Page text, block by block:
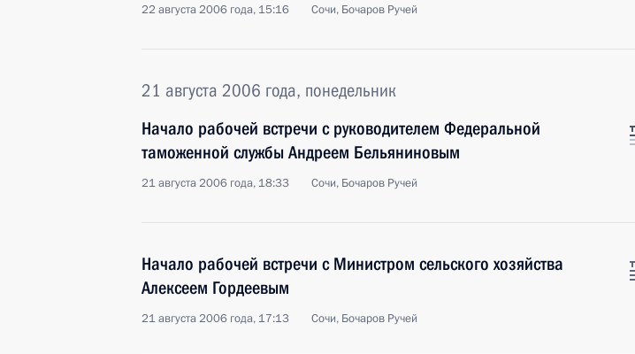
22 августа 2006 года, 15:16 Сочи, Бочаров Ручей
21 августа 2006 года, понедельник
Начало рабочей встречи с руководителем Федеральной
таможенной службы Андреем Бельяниновым
21 августа 2006 года, 18:33 Сочи, Бочаров Ручей
Начало рабочей встречи с Министром сельского хозяйства
Алексеем Гордеевым
21 августа 2006 года, 17:13 Сочи, Бочаров Ручей